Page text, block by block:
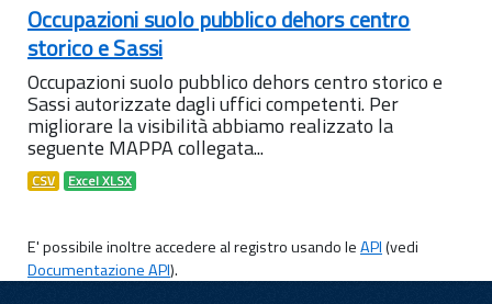
Occupazioni suolo pubblico dehors centro
storico e Sassi
Occupazioni suolo pubblico dehors centro storico e
Sassi autorizzate dagli uffici competenti. Per
migliorare la visibilità abbiamo realizzato la
seguente MAPPA collegata...
CSV Excel XLSX
E' possibile inoltre accedere al registro usando leAPI(vedi
Documentazione API).